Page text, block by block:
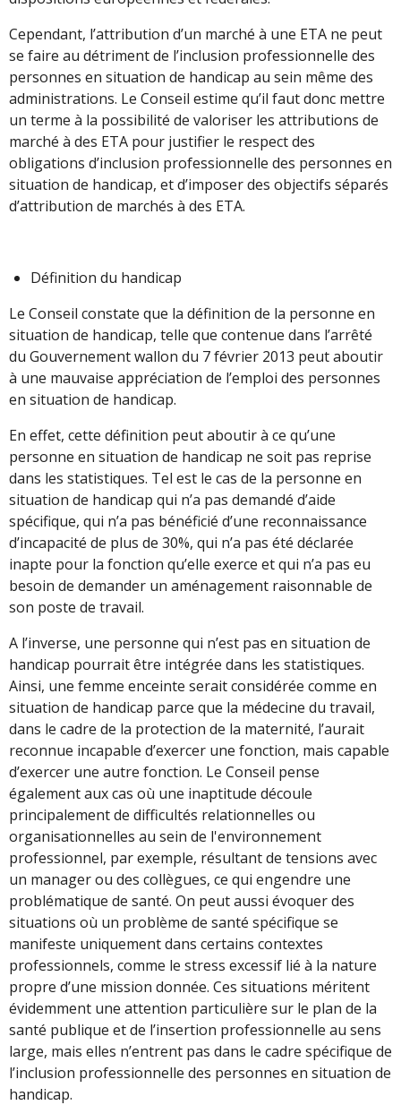
Cependant, l’attribution d’un marché à une ETA ne peut
se faire au détriment de l’inclusion professionnelle des
personnes en situation de handicap au sein même des
administrations. Le Conseil estime qu’il faut donc mettre
un terme à la possibilité de valoriser les attributions de
marché à des ETA pour justifier le respect des
obligations d’inclusion professionnelle des personnes en
situation de handicap, et d’imposer des objectifs séparés
d’attribution de marchés à des ETA.
Définition du handicap
Le Conseil constate que la définition de la personne en
situation de handicap, telle que contenue dans l’arrêté
du Gouvernement wallon du 7 février 2013 peut aboutir
à une mauvaise appréciation de l’emploi des personnes
en situation de handicap.
En effet, cette définition peut aboutir à ce qu’une
personne en situation de handicap ne soit pas reprise
dans les statistiques. Tel est le cas de la personne en
situation de handicap qui n’a pas demandé d’aide
spécifique, qui n’a pas bénéficié d’une reconnaissance
d’incapacité de plus de 30%, qui n’a pas été déclarée
inapte pour la fonction qu’elle exerce et qui n’a pas eu
besoin de demander un aménagement raisonnable de
son poste de travail.
A l’inverse, une personne qui n’est pas en situation de
handicap pourrait être intégrée dans les statistiques.
Ainsi, une femme enceinte serait considérée comme en
situation de handicap parce que la médecine du travail,
dans le cadre de la protection de la maternité, l’aurait
reconnue incapable d’exercer une fonction, mais capable
d’exercer une autre fonction. Le Conseil pense
également aux cas où une inaptitude découle
principalement de difficultés relationnelles ou
organisationnelles au sein de l'environnement
professionnel, par exemple, résultant de tensions avec
un manager ou des collègues, ce qui engendre une
problématique de santé. On peut aussi évoquer des
situations où un problème de santé spécifique se
manifeste uniquement dans certains contextes
professionnels, comme le stress excessif lié à la nature
propre d’une mission donnée. Ces situations méritent
évidemment une attention particulière sur le plan de la
santé publique et de l’insertion professionnelle au sens
large, mais elles n’entrent pas dans le cadre spécifique de
l’inclusion professionnelle des personnes en situation de
handicap.